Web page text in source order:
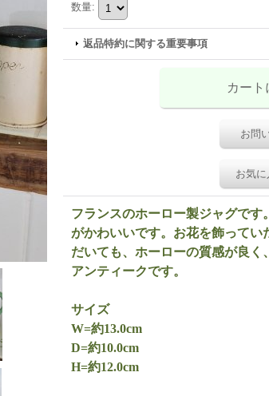
数量:
返品特約に関する重要事項
お問
お気
フランスのホーロー製ジャグで
がかわいいです。お花を飾ってい
だいても、ホーローの質感が良
アンティークです。
サイズ
W=約13.0cm
D=約10.0cm
H=約12.0cm